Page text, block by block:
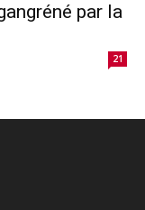
par la
21